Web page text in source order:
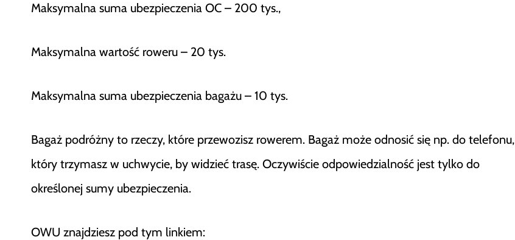
Maksymalna suma ubezpieczenia OC – 200 tys.,
Maksymalna wartość roweru – 20 tys.
Maksymalna suma ubezpieczenia bagażu – 10 tys.
Bagaż podróżny to rzeczy, które przewozisz rowerem. Bagaż może odnosić się np. do telefonu,
który trzymasz w uchwycie, by widzieć trasę. Oczywiście odpowiedzialność jest tylko do
określonej sumy ubezpieczenia.
OWU znajdziesz pod tym linkiem: